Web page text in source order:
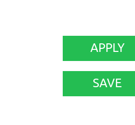
APPLY
SAVE